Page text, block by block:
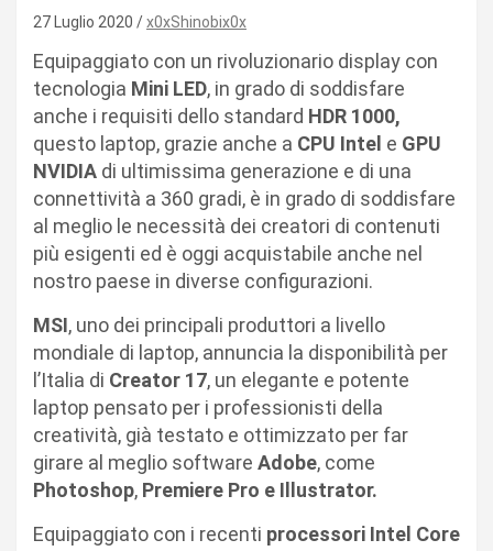
27 Luglio 2020 x0xShinobix0x
Equipaggiato con un rivoluzionario display con
tecnologia Mini LED, in grado di soddisfare
anche i requisiti dello standard HDR 1000,
questo laptop, grazie anche a CPU Intel e GPU
NVIDIA di ultimissima generazione e di una
connettività a 360 gradi, è in grado di soddisfare
al meglio le necessità dei creatori di contenuti
più esigenti ed è oggi acquistabile anche nel
nostro paese in diverse configurazioni.
MSI, uno dei principali produttori a livello
mondiale di laptop, annuncia la disponibilità per
l’Italia di Creator 17, un elegante e potente
laptop pensato per i professionisti della
creatività, già testato e ottimizzato per far
girare al meglio software Adobe, come
Photoshop, Premiere Pro e Illustrator.
Equipaggiato con i recenti processori Intel Core